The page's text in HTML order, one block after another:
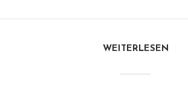
WEITERLESEN